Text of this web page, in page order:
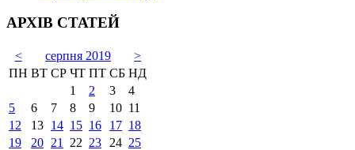
АРХІВ СТАТЕЙ
< серпня 2019
>
ПН ВТ СР ЧТ ПТ СБ НД
1
2 3
4
5
6 7 8 9 10 11
12
13 14 15 16 17 18
19
20 21 22 23 24 25